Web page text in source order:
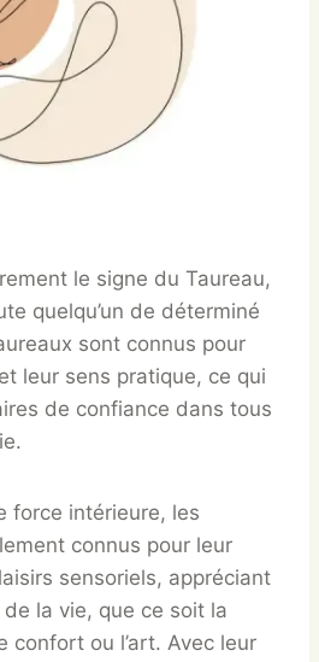
le signe du Taureau,
quelqu’un de déterminé
sont connus pour
leur sens pratique, ce qui
de confiance dans tous
force intérieure, les
connus pour leur
sensoriels, appréciant
la vie, que ce soit la
confort ou l’art. Avec leur